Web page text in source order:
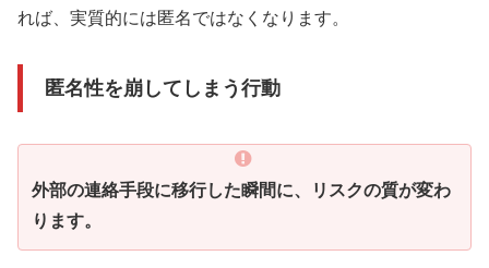
れば、実質的には匿名ではなくなります。
匿名性を崩してしまう行動
外部の連絡手段に移行した瞬間に、リスクの質が変わ
ります。